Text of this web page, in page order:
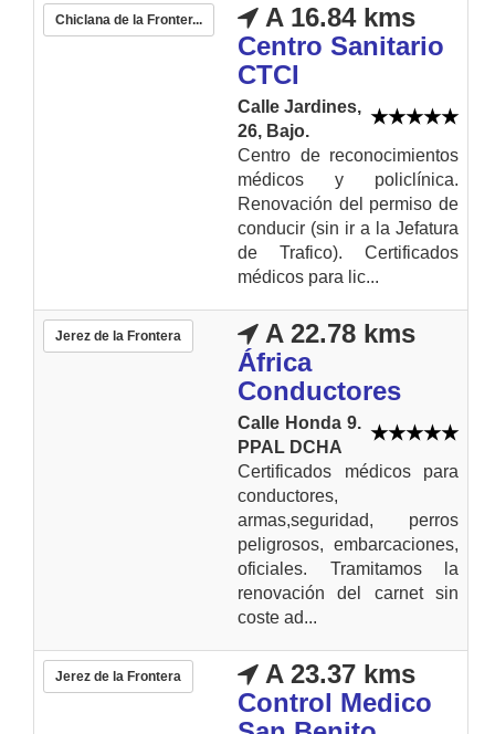
Chiclana de la Fronter...
A 16.84 kms
Centro Sanitario
CTCI
Calle Jardines,
26, Bajo.
Centro de reconocimientos
médicos y policlínica.
Renovación del permiso de
conducir (sin ir a la Jefatura
de Trafico). Certificados
médicos para lic...
Jerez de la Frontera
A 22.78 kms
África
Conductores
Calle Honda 9.
PPAL DCHA
Certificados médicos para
conductores,
armas,seguridad, perros
peligrosos, embarcaciones,
oficiales. Tramitamos la
renovación del carnet sin
coste ad...
Jerez de la Frontera
A 23.37 kms
Control Medico